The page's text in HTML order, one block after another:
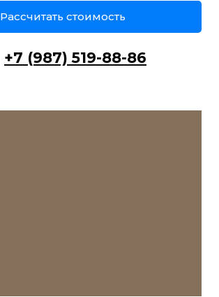
Рассчитать стоимость
+7 (987) 519-88-86